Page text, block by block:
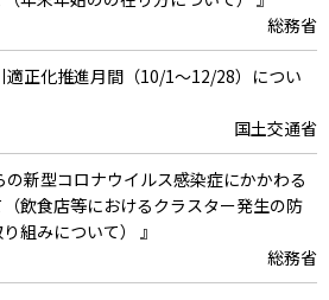
Raisers編集企画会議事務局
」印刷配送の一時中止について 』
Raisers編集企画会議事務局
月以降の協会計画研修等について 』
研修部
月期協会計画研修等の扱いについて 』
研修部
総務省
適正化推進月間（10/1～12/28）につい
国土交通省
の新型コロナウイルス感染症にかかわる
飲食店等におけるクラスター発生の防
組みについて） 』
総務省